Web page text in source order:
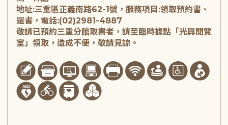
地址:三重區正義南路62-1號，服務項目:領取預約書、
還書，電話:(02)2981-4887
敬請已預約三重分館取書者，請至臨時據點「光興閱覽
室」領取，造成不便，敬請見諒。